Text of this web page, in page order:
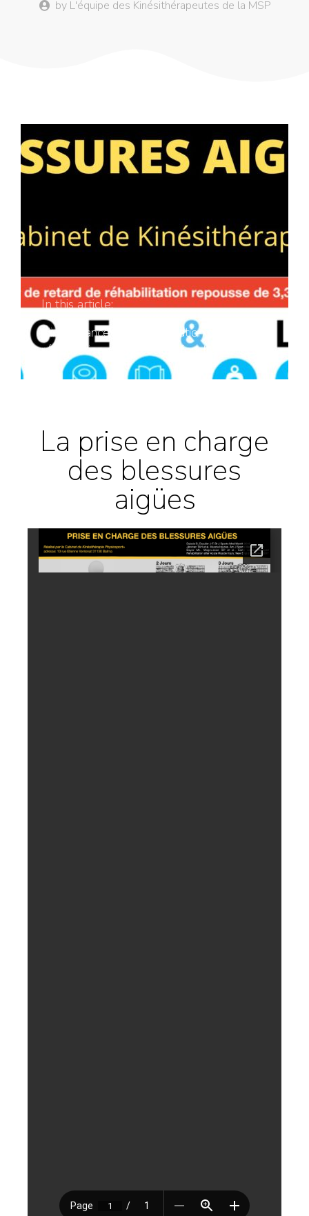
by L'équipe des Kinésithérapeutes de la MSP
In this article:
L'importance de la mobilisation dans la
rééducation des capacités fonctionnelles.
La prise en charge
des blessures
aigües